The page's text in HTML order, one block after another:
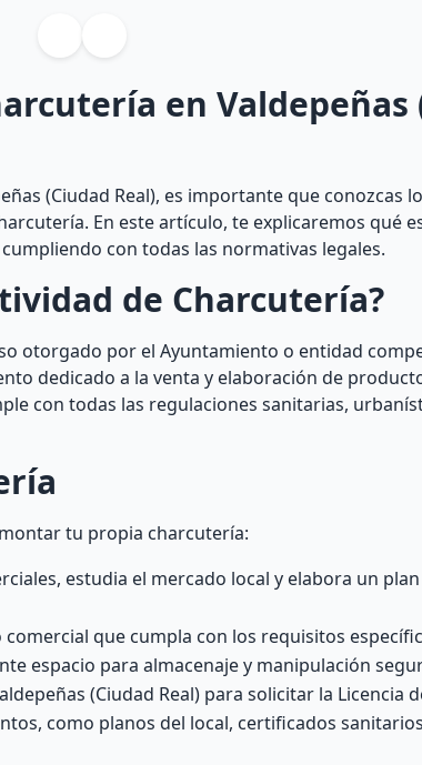
en Valdepeñas
(Ciudad Real), es importante que conozcas
En este artículo, te explicaremos qué
con todas las normativas legales.
de Charcutería?
otorgado por el Ayuntamiento o entidad
dedicado a la venta y elaboración de
con todas las regulaciones sanitarias,
tu propia charcutería:
estudia el mercado local y elabora un
comercial que cumpla con los requisitos
espacio para almacenaje y manipulación
(Ciudad Real) para solicitar la Licencia
como planos del local, certificados